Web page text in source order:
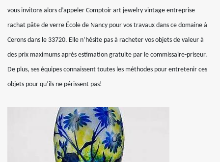
vous invitons alors d’appeler Comptoir art jewelry vintage entreprise
rachat pâte de verre École de Nancy pour vos travaux dans ce domaine à
Cerons dans le 33720. Elle n’hésite pas à racheter vos objets de valeur à
des prix maximums après estimation gratuite par le commissaire-priseur.
De plus, ses équipes connaissent toutes les méthodes pour entretenir ces
objets pour qu’ils ne périssent pas!